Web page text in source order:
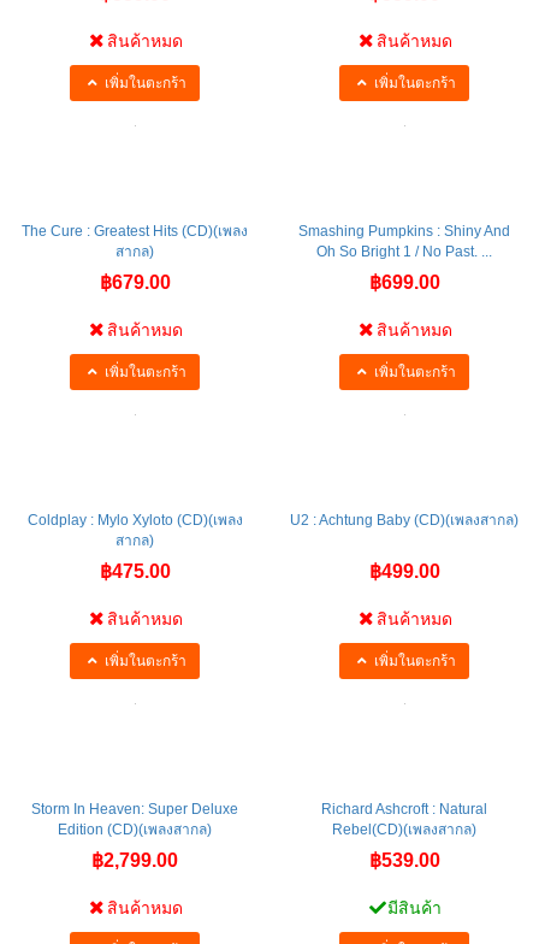
฿559.00
สินค้าหมด
เพิ่มในตะกร้า
฿559.00
สินค้าหมด
เพิ่มในตะกร้า
The Cure : Greatest Hits (CD)(เพลง
฿679.00
สินค้าหมด
เพิ่มในตะกร้า
Smashing Pumpkins : Shiny And
฿699.00
สินค้าหมด
เพิ่มในตะกร้า
Coldplay : Mylo Xyloto (CD)(เพลง
฿475.00
สินค้าหมด
เพิ่มในตะกร้า
U2 : Achtung Baby (CD)(เพลงสากล)
฿499.00
สินค้าหมด
เพิ่มในตะกร้า
Storm In Heaven: Super Deluxe
฿2,799.00
Richard Ashcroft : Natural
฿539.00